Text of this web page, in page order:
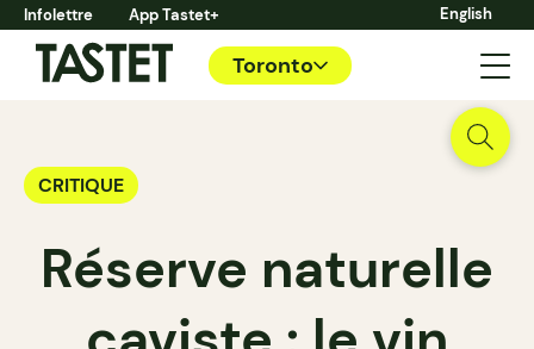
Infolettre App Tastet+ English
Toronto
CRITIQUE
Réserve naturelle